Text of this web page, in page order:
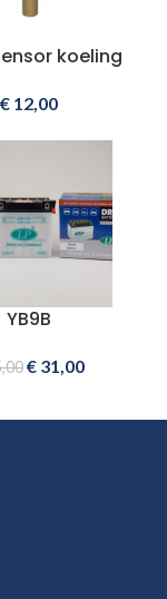
koeling
€12,00
YB9B
€ 31,00